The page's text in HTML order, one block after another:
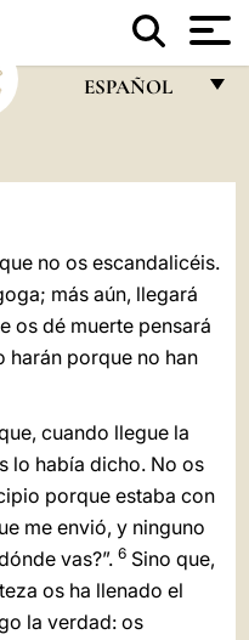
ESPAÑOL
ENGLISH
PORTUGUÊS
ESPAÑOL
DEUTSCH
العربيّة
中文
LATINE
no os escandalicéis.
más aún, llegará
os dé muerte pensará
harán porque no han
cuando llegue la
lo había dicho. No os
porque estaba con
me envió, y ninguno
vas?”. 6Sino que,
os ha llenado el
la verdad: os